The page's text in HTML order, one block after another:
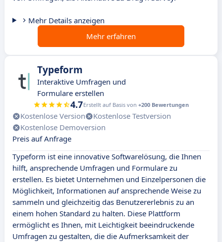
Mehr Details anzeigen
Mehr erfahren
Typeform
Interaktive Umfragen und
Formulare erstellen
4.7Erstellt auf Basis von +200 Bewertungen
Kostenlose Version
Kostenlose Testversion
Kostenlose Demoversion
Preis auf Anfrage
Typeform ist eine innovative Softwarelösung, die Ihnen
hilft, ansprechende Umfragen und Formulare zu
erstellen. Es bietet Unternehmen und Einzelpersonen die
Möglichkeit, Informationen auf ansprechende Weise zu
sammeln und gleichzeitig das Benutzererlebnis zu an
einem hohen Standard zu halten. Diese Plattform
ermöglicht es Ihnen, mit Leichtigkeit beeindruckende
Umfragen zu gestalten, die die Aufmerksamkeit der